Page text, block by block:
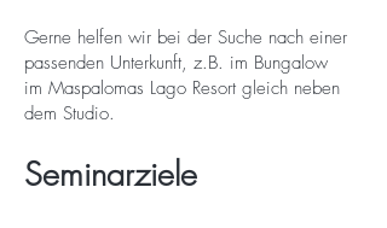
Gerne helfen wir bei der Suche nach einer
passenden Unterkunft, z.B. im Bungalow
im Maspalomas Lago Resort gleich neben
dem Studio.
Seminarziele